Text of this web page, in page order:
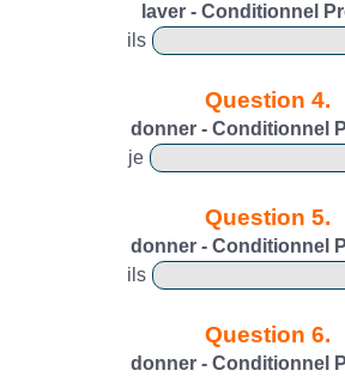
laver - Conditionnel
ils
Question 4.
donner - Conditionnel
je
Question 5.
donner - Conditionnel
ils
Question 6.
donner - Conditionnel